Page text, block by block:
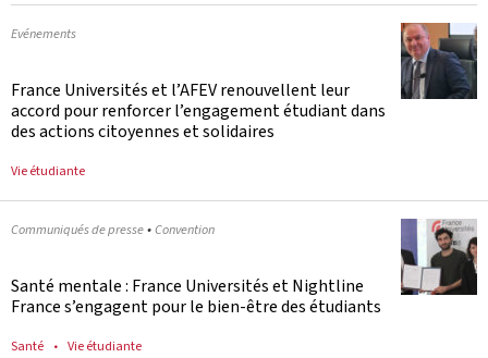
Evénements
France Universités et l’AFEV renouvellent leur
accord pour renforcer l’engagement étudiant dans
des actions citoyennes et solidaires
Vie étudiante
Communiqués de presse•Convention
Santé mentale : France Universités et Nightline
France s’engagent pour le bien-être des étudiants
Santé Vie étudiante